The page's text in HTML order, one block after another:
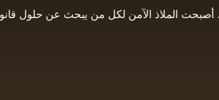
أصبحت الملاذ الآمن لكل من يبحث عن حلول